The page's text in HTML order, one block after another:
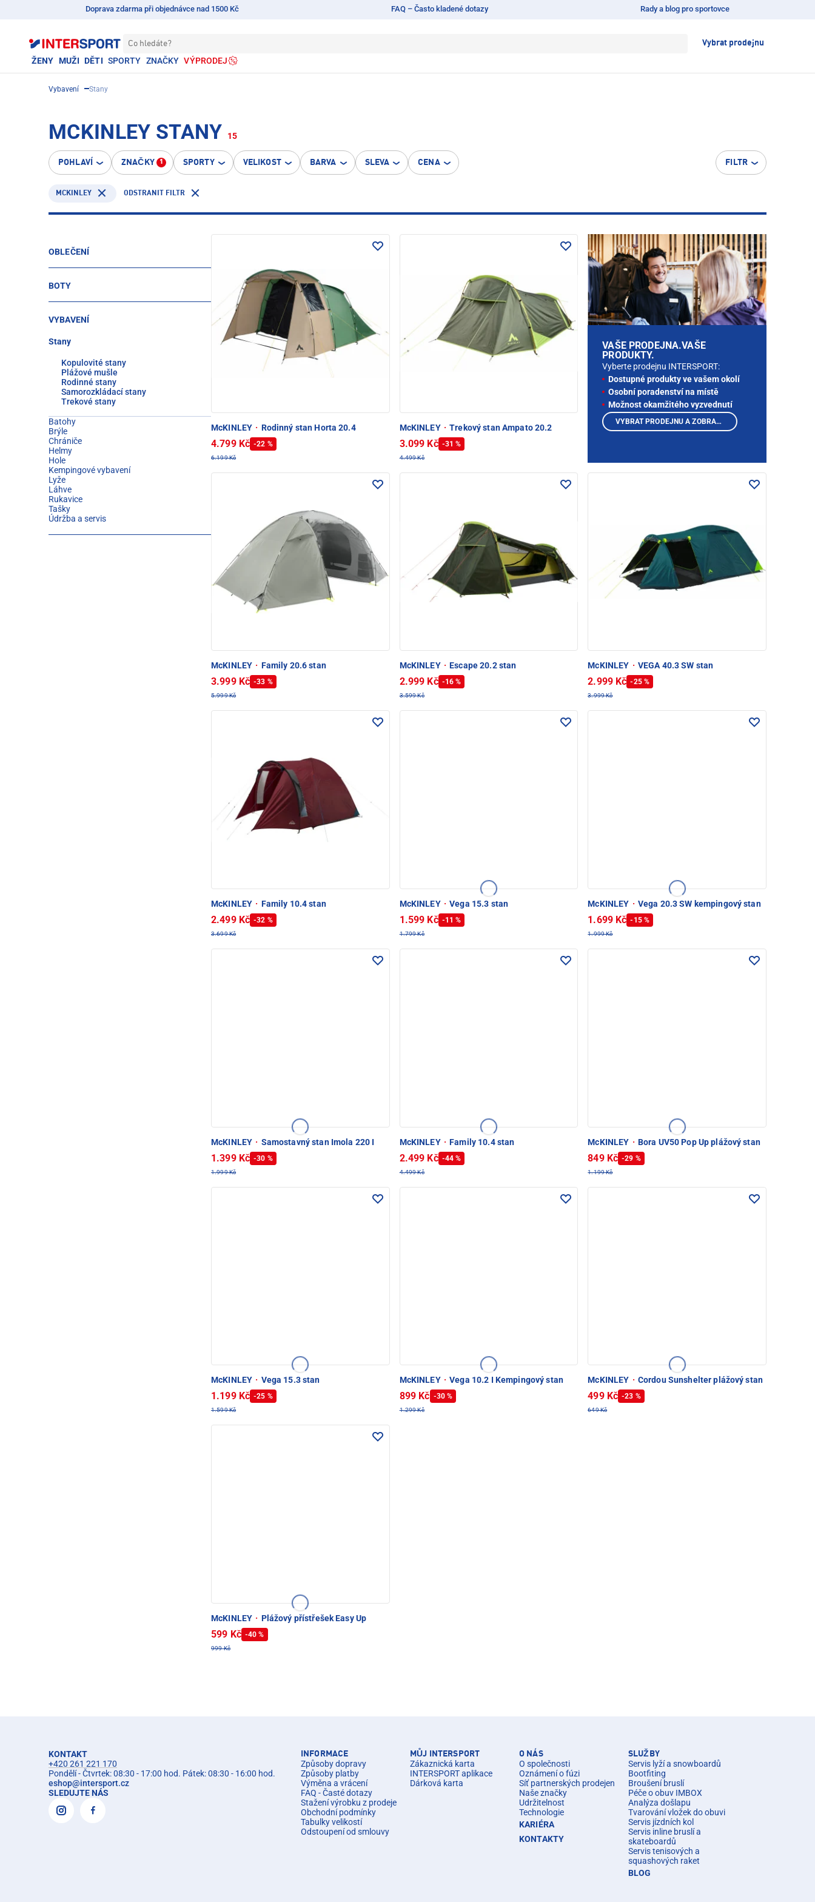
Doprava zdarma při objednávce nad 1500 Kč FAQ – Často kladené dotazy Rady a blog pro sportovce
Co hledáte? Vybrat prodejnu
ŽENY MUŽI DĚTI SPORTY ZNAČKY VÝPRODEJ
Vybavení Stany
MCKINLEY STANY 15
POHLAVÍ ZNAČKY 1 SPORTY VELIKOST BARVA SLEVA CENA FILTR
MCKINLEY ODSTRANIT FILTR
OBLEČENÍ
BOTY
VYBAVENÍ
Stany
Kopulovité stany
Plážové mušle
Rodinné stany
Samorozkládací stany
Trekové stany
Batohy
Brýle
Chrániče
Helmy
Hole
Kempingové vybavení
Lyže
Láhve
Rukavice
Tašky
Údržba a servis
McKINLEY · Rodinný stan Horta 20.4
4.799 Kč -22 %
6.199 Kč
McKINLEY · Trekový stan Ampato 20.2
3.099 Kč -31 %
4.499 Kč
McKINLEY · Family 20.6 stan
3.999 Kč -33 %
5.999 Kč
McKINLEY · Escape 20.2 stan
2.999 Kč -16 %
3.599 Kč
McKINLEY · VEGA 40.3 SW stan
2.999 Kč -25 %
3.999 Kč
McKINLEY · Family 10.4 stan
2.499 Kč -32 %
3.699 Kč
McKINLEY · Vega 15.3 stan
1.599 Kč -11 %
1.799 Kč
McKINLEY · Vega 20.3 SW kempingový stan
1.699 Kč -15 %
1.999 Kč
McKINLEY · Samostavný stan Imola 220 I
1.399 Kč -30 %
1.999 Kč
McKINLEY · Family 10.4 stan
2.499 Kč -44 %
4.499 Kč
McKINLEY · Bora UV50 Pop Up plážový stan
849 Kč -29 %
1.199 Kč
McKINLEY · Vega 15.3 stan
1.199 Kč -25 %
1.599 Kč
McKINLEY · Vega 10.2 I Kempingový stan
899 Kč -30 %
1.299 Kč
McKINLEY · Cordou Sunshelter plážový stan
499 Kč -23 %
649 Kč
McKINLEY · Plážový přístřešek Easy Up
599 Kč -40 %
999 Kč
VAŠE PRODEJNA.VAŠE
PRODUKTY.
Vyberte prodejnu INTERSPORT:
Dostupné produkty ve vašem okolí
Osobní poradenství na místě
Možnost okamžitého vyzvednutí
VYBRAT PRODEJNU A ZOBRAZIT PRODUKTY
KONTAKT
+420 261 221 170
Pondělí - Čtvrtek: 08:30 - 17:00 hod. Pátek: 08:30 - 16:00 hod.
eshop@intersport.cz
SLEDUJTE NÁS
INFORMACE
Způsoby dopravy
Způsoby platby
Výměna a vrácení
FAQ - Časté dotazy
Stažení výrobku z prodeje
Obchodní podmínky
Tabulky velikostí
Odstoupení od smlouvy
MŮJ INTERSPORT
Zákaznická karta
INTERSPORT aplikace
Dárková karta
O NÁS
O společnosti
Oznámení o fúzi
Síť partnerských prodejen
Naše značky
Udržitelnost
Technologie
KARIÉRA
KONTAKTY
SLUŽBY
Servis lyží a snowboardů
Bootfiting
Broušení bruslí
Péče o obuv IMBOX
Analýza došlapu
Tvarování vložek do obuvi
Servis jízdních kol
Servis inline bruslí a
skateboardů
Servis tenisových a
squashových raket
BLOG